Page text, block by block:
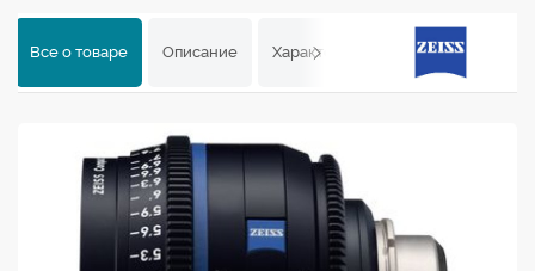
Все о товаре Описание Характеристики Отзывы